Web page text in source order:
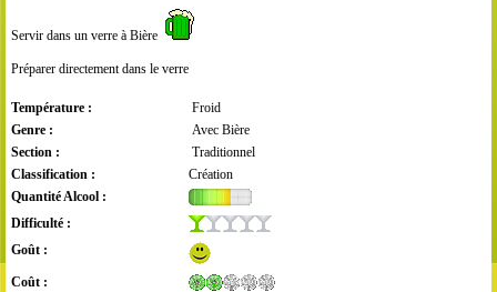
Servir dans un verre à Bière
Préparer directement dans le verre
Température :
Froid
Genre :
Avec Bière
Section :
Traditionnel
Classification :
Création
Quantité Alcool :
Difficulté :
Goût :
Coût :